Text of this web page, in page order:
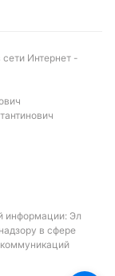
Интернет -
информации: Эл
в сфере